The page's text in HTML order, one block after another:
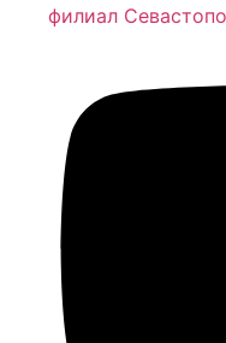
филиал